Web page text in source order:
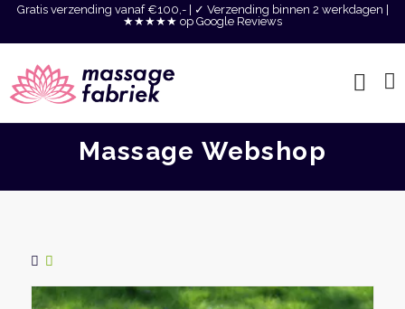
Gratis verzending vanaf €100,- | ✓ Verzending binnen 2 werkdagen |
★★★★★ op Google Reviews
Massage Webshop